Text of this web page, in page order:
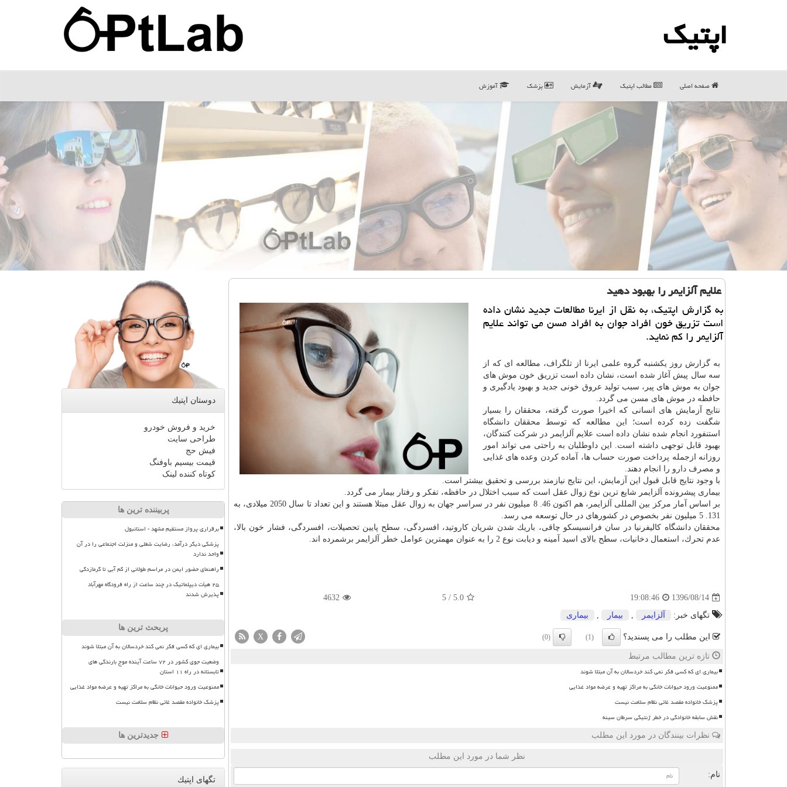
اپتیك
صفحه اصلی مطالب اپتیك آزمایش پزشک آموزش
علایم آلزایمر را بهبود دهید
به گزارش اپتیك، به نقل از ایرنا مطالعات جدید نشان داده
است تزریق خون افراد جوان به افراد مسن می تواند علایم
آلزایمر را كم نماید.
به گزارش روز یكشنبه گروه علمی ایرنا از تلگراف، مطالعه ای كه از
سه سال پیش آغاز شده است، نشان داده است تزریق خون موش های
جوان به موش های پیر، سبب تولید عروق خونی جدید و بهبود یادگیری و
حافظه در موش های مسن می گردد.
نتایج آزمایش های انسانی كه اخیرا صورت گرفته، محققان را بسیار
شگفت زده كرده است؛ این مطالعه كه توسط محققان دانشگاه
استنفورد انجام شده نشان داده است علایم آلزایمر در شركت كنندگان،
بهبود قابل توجهی داشته است. این داوطلبان به راحتی می تواند امور
روزانه ازجمله پرداخت صورت حساب ها، آماده كردن وعده های غذایی
و مصرف دارو را انجام دهند.
با وجود نتایج قابل قبول این آزمایش، این نتایج نیازمند بررسی و تحقیق بیشتر است.
بیماری پیشرونده آلزایمر شایع ترین نوع زوال عقل است كه سبب اختلال در حافظه، تفكر و رفتار بیمار می گردد.
بر اساس آمار مركز بین المللی آلزایمر، هم اكنون 46. 8 میلیون نفر در سراسر جهان به زوال عقل مبتلا هستند و این تعداد تا سال 2050 میلادی، به
131. 5 میلیون نفر بخصوص در كشورهای در حال توسعه می رسد.
محققان دانشگاه كالیفرنیا در سان فرانسیسكو چاقی، باریك شدن شریان كاروتید، افسردگی، سطح پایین تحصیلات، افسردگی، فشار خون بالا،
عدم تحرك، استعمال دخانیات، سطح بالای اسید آمینه و دیابت نوع 2 را به عنوان مهمترین عوامل خطر آلزایمر برشمرده اند.
1396/08/14
19:08:46
5.0
/
5
4632
تگهای خبر: آلزایمر , بیمار , بیماری
این مطلب را می پسندید؟ (1)
(0)
X
تازه ترین مطالب مرتبط
بیماری ای که کسی فکر نمی کند خردسالان به آن مبتلا شوند
ممنوعیت ورود حیوانات خانگی به مراکز تهیه و عرضه مواد غذایی
پزشک خانواده مقصد غائی نظام سلامت نیست
نقش سابقه خانوادگی در خطر ژنتیکی سرطان سینه
نظرات بینندگان در مورد این مطلب
نظر شما در مورد این مطلب
نام:
دوستان اپتیك
خرید و فروش خودرو
طراحی سایت
فیش حج
قیمت بیسیم باوفنگ
کوتاه کننده لینک
پربیننده ترین ها
برقراری پرواز مستقیم مشهد - استانبول
پزشکی دیگر درآمد، رضایت شغلی و منزلت اجتماعی را در آن
واحد ندارد
راهنمای حضور ایمن در مراسم طولانی از کم آبی تا گرمازدگی
۲۵ هیأت دیپلماتیک در چند ساعت از راه فرودگاه مهرآباد
پذیرش شدند
پربحث ترین ها
بیماری ای که کسی فکر نمی کند خردسالان به آن مبتلا شوند
وضعیت جوی کشور در ۷۲ ساعت آینده موج بارندگی های
تابستانه در راه ۱۱ استان
ممنوعیت ورود حیوانات خانگی به مراکز تهیه و عرضه مواد غذایی
پزشک خانواده مقصد غائی نظام سلامت نیست
جدیدترین ها
تگهای اپتیك